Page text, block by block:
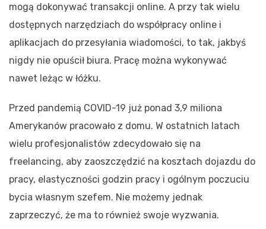
mogą dokonywać transakcji online. A przy tak wielu
dostępnych narzędziach do współpracy online i
aplikacjach do przesyłania wiadomości, to tak, jakbyś
nigdy nie opuścił biura. Pracę można wykonywać
nawet leżąc w łóżku.
Przed pandemią COVID-19 już ponad 3,9 miliona
Amerykanów pracowało z domu. W ostatnich latach
wielu profesjonalistów zdecydowało się na
freelancing, aby zaoszczędzić na kosztach dojazdu do
pracy, elastyczności godzin pracy i ogólnym poczuciu
bycia własnym szefem. Nie możemy jednak
zaprzeczyć, że ma to również swoje wyzwania.